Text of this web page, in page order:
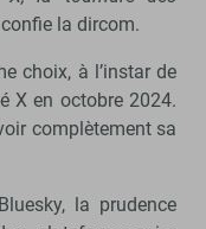
confie la dircom.
choix, à l’instar de
X en octobre 2024.
complètement sa
la prudence